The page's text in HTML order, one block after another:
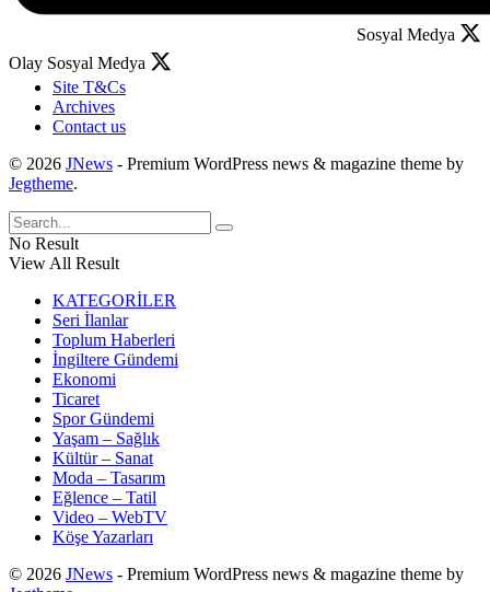
Sosyal Medya
Olay Sosyal Medya
Site T&Cs
Archives
Contact us
© 2026 JNews - Premium WordPress news & magazine theme by
Jegtheme.
No Result
View All Result
KATEGORİLER
Seri İlanlar
Toplum Haberleri
İngiltere Gündemi
Ekonomi
Ticaret
Spor Gündemi
Yaşam – Sağlık
Kültür – Sanat
Moda – Tasarım
Eğlence – Tatil
Video – WebTV
Köşe Yazarları
© 2026 JNews - Premium WordPress news & magazine theme by